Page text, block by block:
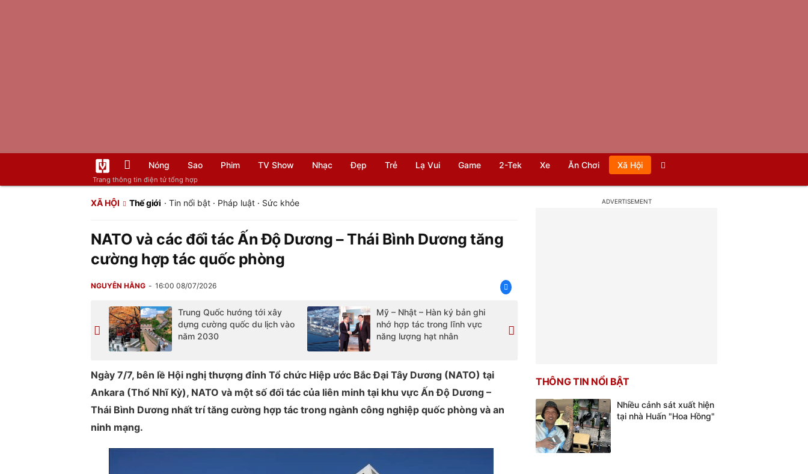
Trang thông tin điện tử tổng hợp
Nóng Sao Phim TV Show Nhạc Đẹp Trẻ Lạ Vui Game 2-Tek Xe Ăn Chơi Xã Hội
XÃ HỘI Thế giới · Tin nổi bật· Pháp luật· Sức khỏe
NATO và các đối tác Ấn Độ Dương – Thái Bình Dương tăng
cường hợp tác quốc phòng
NGUYỄN HẰNG 16:00 08/07/2026
Trung Quốc hướng tới xây
dựng cường quốc du lịch vào
năm 2030
Mỹ – Nhật – Hàn ký bản ghi
nhớ hợp tác trong lĩnh vực
năng lượng hạt nhân
Ngày 7/7, bên lề Hội nghị thượng đỉnh Tổ chức Hiệp ước Bắc Đại Tây Dương (NATO) tại
Ankara (Thổ Nhĩ Kỳ), NATO và một số đối tác của liên minh tại khu vực Ấn Độ Dương –
Thái Bình Dương nhất trí tăng cường hợp tác trong ngành công nghiệp quốc phòng và an
ninh mạng.
THÔNG TIN NỔI BẬT
Nhiều cảnh sát xuất hiện
tại nhà Huấn "Hoa Hồng"